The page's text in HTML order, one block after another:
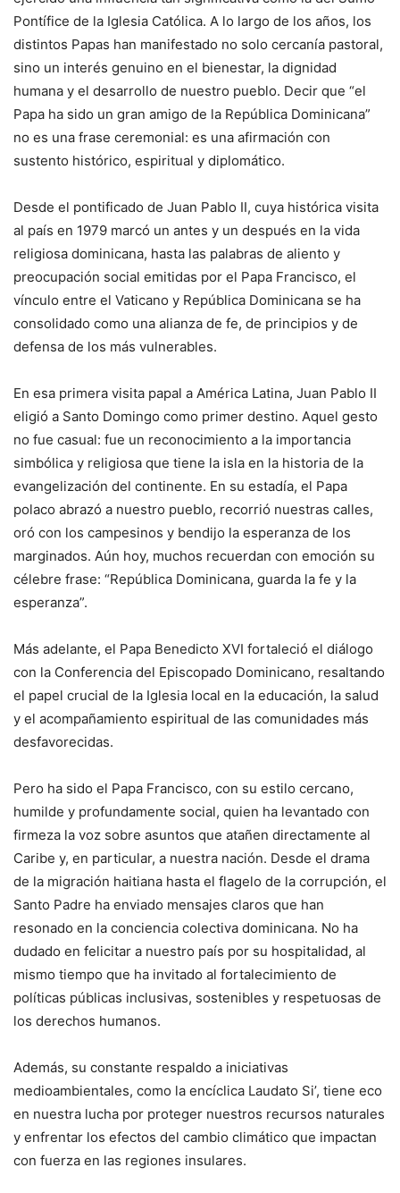
Pontífice de la Iglesia Católica. A lo largo de los años, los
distintos Papas han manifestado no solo cercanía pastoral,
sino un interés genuino en el bienestar, la dignidad
humana y el desarrollo de nuestro pueblo. Decir que “el
Papa ha sido un gran amigo de la República Dominicana”
no es una frase ceremonial: es una afirmación con
sustento histórico, espiritual y diplomático.
Desde el pontificado de Juan Pablo II, cuya histórica visita
al país en 1979 marcó un antes y un después en la vida
religiosa dominicana, hasta las palabras de aliento y
preocupación social emitidas por el Papa Francisco, el
vínculo entre el Vaticano y República Dominicana se ha
consolidado como una alianza de fe, de principios y de
defensa de los más vulnerables.
En esa primera visita papal a América Latina, Juan Pablo II
eligió a Santo Domingo como primer destino. Aquel gesto
no fue casual: fue un reconocimiento a la importancia
simbólica y religiosa que tiene la isla en la historia de la
evangelización del continente. En su estadía, el Papa
polaco abrazó a nuestro pueblo, recorrió nuestras calles,
oró con los campesinos y bendijo la esperanza de los
marginados. Aún hoy, muchos recuerdan con emoción su
célebre frase: “República Dominicana, guarda la fe y la
esperanza”.
Más adelante, el Papa Benedicto XVI fortaleció el diálogo
con la Conferencia del Episcopado Dominicano, resaltando
el papel crucial de la Iglesia local en la educación, la salud
y el acompañamiento espiritual de las comunidades más
desfavorecidas.
Pero ha sido el Papa Francisco, con su estilo cercano,
humilde y profundamente social, quien ha levantado con
firmeza la voz sobre asuntos que atañen directamente al
Caribe y, en particular, a nuestra nación. Desde el drama
de la migración haitiana hasta el flagelo de la corrupción, el
Santo Padre ha enviado mensajes claros que han
resonado en la conciencia colectiva dominicana. No ha
dudado en felicitar a nuestro país por su hospitalidad, al
mismo tiempo que ha invitado al fortalecimiento de
políticas públicas inclusivas, sostenibles y respetuosas de
los derechos humanos.
Además, su constante respaldo a iniciativas
medioambientales, como la encíclica Laudato Si’, tiene eco
en nuestra lucha por proteger nuestros recursos naturales
y enfrentar los efectos del cambio climático que impactan
con fuerza en las regiones insulares.